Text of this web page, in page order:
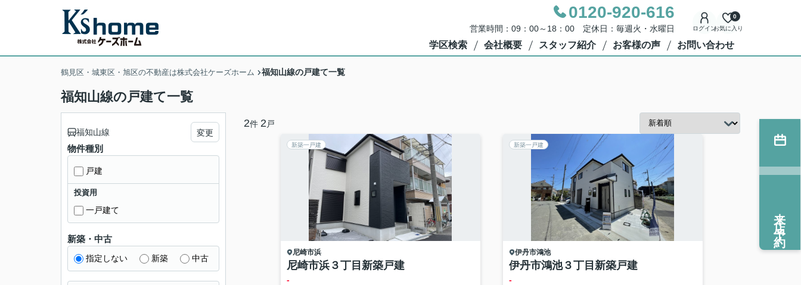
0120-920-616
営業時間：09：00～18：00 定休日：毎週火・水曜日 ログインお気に入り
0
学区検索 会社概要 スタッフ紹介 お客様の声 お問い合わせ
鶴見区・城東区・旭区の不動産は株式会社ケーズホーム 福知山線の戸建て一覧
福知山線の戸建て一覧
2件 2 戸
新築一戸建
尼崎市浜
尼崎市浜３丁目新築戸建
-
新築一戸建
伊丹市鴻池
伊丹市鴻池３丁目新築戸建
-
福知山線 変更
物件種別
戸建
投資用
一戸建て
新築・中古
指定しない 新築 中古
来店予約